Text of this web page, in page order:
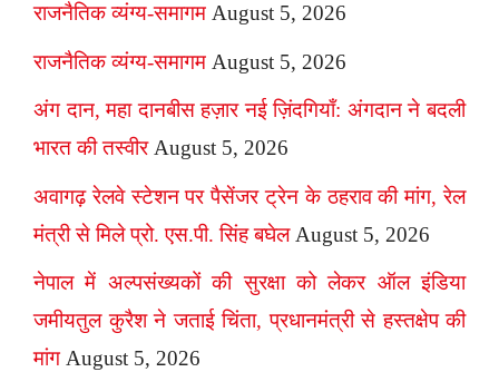
राजनैतिक व्यंग्य-समागम August 5, 2026
राजनैतिक व्यंग्य-समागम August 5, 2026
अंग दान, महा दानबीस हज़ार नई ज़िंदगियाँ: अंगदान ने बदली
भारत की तस्वीर August 5, 2026
अवागढ़ रेलवे स्टेशन पर पैसेंजर ट्रेन के ठहराव की मांग, रेल
मंत्री से मिले प्रो. एस.पी. सिंह बघेल August 5, 2026
नेपाल में अल्पसंख्यकों की सुरक्षा को लेकर ऑल इंडिया
जमीयतुल कुरैश ने जताई चिंता, प्रधानमंत्री से हस्तक्षेप की
मांग August 5, 2026